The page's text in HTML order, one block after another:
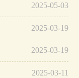
2025-05-03
2025-03-19
2025-03-19
2025-03-11